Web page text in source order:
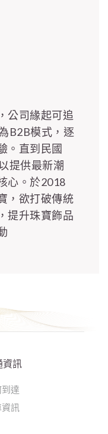
公司緣起可追
B2B模式，逐
。直到民國
提供最新潮
心。於2018
，欲打破傳統
提升珠寶飾品
資訊
達
訊